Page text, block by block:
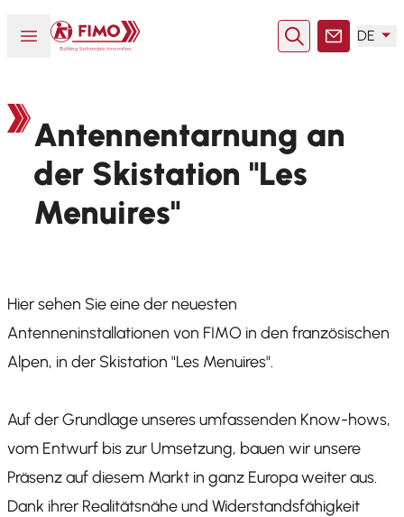
Menü öffnen oder schließen
Zurück zur Startseite
SucheKontakt
DE
Antennentarnung an
der Skistation "Les
Menuires"
Hier sehen Sie eine der neuesten
Antenneninstallationen von FIMO in den französischen
Alpen, in der Skistation "Les Menuires".
Auf der Grundlage unseres umfassenden Know-hows,
vom Entwurf bis zur Umsetzung, bauen wir unsere
Präsenz auf diesem Markt in ganz Europa weiter aus.
Dank ihrer Realitätsnähe und Widerstandsfähigkeit